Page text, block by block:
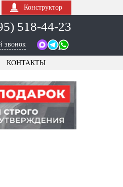
Конструктор
518-44-23
звонок
КОНТАКТЫ